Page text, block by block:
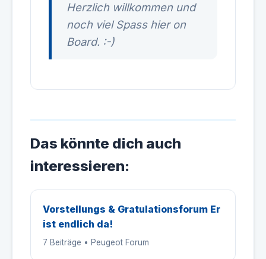
Herzlich willkommen und
noch viel Spass hier on
Board. :-)
Das könnte dich auch
interessieren:
Vorstellungs & Gratulationsforum Er
ist endlich da!
7 Beiträge • Peugeot Forum